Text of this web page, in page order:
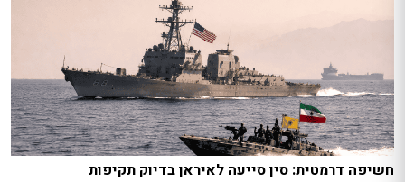
חשיפה דרמטית: סין סייעה לאיראן בדיוק תקיפות